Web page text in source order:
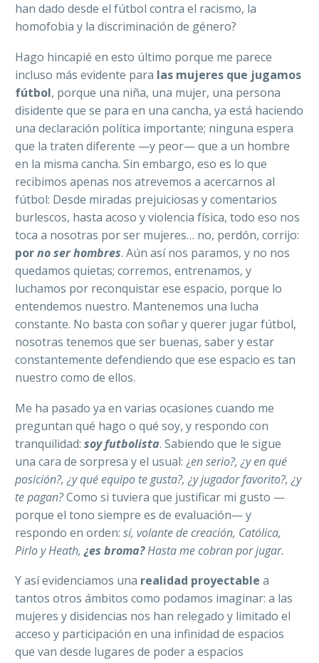
han dado desde el fútbol contra el racismo, la
homofobia y la discriminación de género?
Hago hincapié en esto último porque me parece
incluso más evidente para las mujeres que jugamos
fútbol, porque una niña, una mujer, una persona
disidente que se para en una cancha, ya está haciendo
una declaración política importante; ninguna espera
que la traten diferente —y peor— que a un hombre
en la misma cancha. Sin embargo, eso es lo que
recibimos apenas nos atrevemos a acercarnos al
fútbol: Desde miradas prejuiciosas y comentarios
burlescos, hasta acoso y violencia física, todo eso nos
toca a nosotras por ser mujeres… no, perdón, corrijo:
porno ser hombres. Aún así nos paramos, y no nos
quedamos quietas; corremos, entrenamos, y
luchamos por reconquistar ese espacio, porque lo
entendemos nuestro. Mantenemos una lucha
constante. No basta con soñar y querer jugar fútbol,
nosotras tenemos que ser buenas, saber y estar
constantemente defendiendo que ese espacio es tan
nuestro como de ellos.
Me ha pasado ya en varias ocasiones cuando me
preguntan qué hago o qué soy, y respondo con
tranquilidad: soy futbolista. Sabiendo que le sigue
una cara de sorpresa y el usual: ¿en serio?, ¿y en qué
posición?, ¿y qué equipo te gusta?, ¿y jugador favorito?, ¿y
te pagan?Como si tuviera que justificar mi gusto —
porque el tono siempre es de evaluación— y
respondo en orden: sí, volante de creación, Católica,
Pirloy Heath,¿es broma?Hasta me cobran por jugar.
Y así evidenciamos una realidad proyectable a
tantos otros ámbitos como podamos imaginar: a las
mujeres y disidencias nos han relegado y limitado el
acceso y participación en una infinidad de espacios
que van desde lugares de poder a espacios